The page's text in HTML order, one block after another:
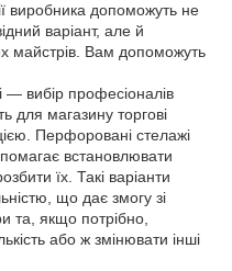
допоможуть не
варіант, але й
майстрів. Вам допоможуть
— вибір професіоналів
для магазину торгові
Перфоровані стелажі
встановлювати
їх. Такі варіанти
що дає змогу зі
та, якщо потрібно,
або ж змінювати інші